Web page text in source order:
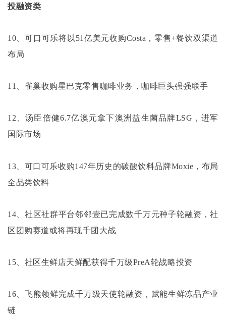
投融资类
10、可口可乐将以51亿美元收购Costa，零售+餐饮双渠道
布局
11、雀巢收购星巴克零售咖啡业务，咖啡巨头强强联手
12、汤臣倍健6.7亿澳元拿下澳洲益生菌品牌LSG，进军
国际市场
13、可口可乐收购147年历史的碳酸饮料品牌Moxie，布局
全品类饮料
14、社区社群平台邻邻壹已完成数千万元种子轮融资，社
区团购赛道或将再现千团大战
15、社区生鲜店天鲜配获得千万级PreA轮战略投资
16、飞熊领鲜完成千万级天使轮融资，赋能生鲜冻品产业
链